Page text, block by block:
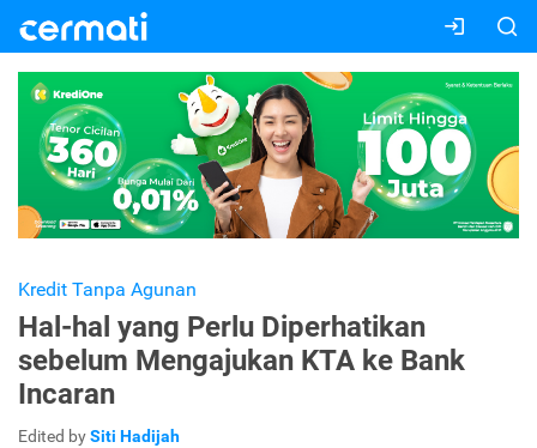
Kredit Tanpa Agunan
Hal-hal yang Perlu Diperhatikan
sebelum Mengajukan KTA ke Bank
Incaran
Edited bySiti Hadijah